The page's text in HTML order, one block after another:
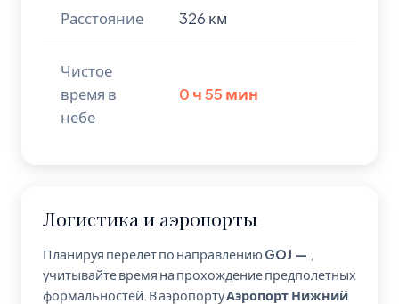
Расстояние 326 км
Чистое
время в
небе
0 ч 55 мин
Логистика и аэропорты
Планируя перелет по направлениюGOJ —
учитывайте время на прохождение предполетных
формальностей. В аэропортуАэропорт Нижний